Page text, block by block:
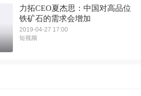
力拓CEO夏杰思：中国对高品位
铁矿石的需求会增加
2019-04-27 17:00
短视频